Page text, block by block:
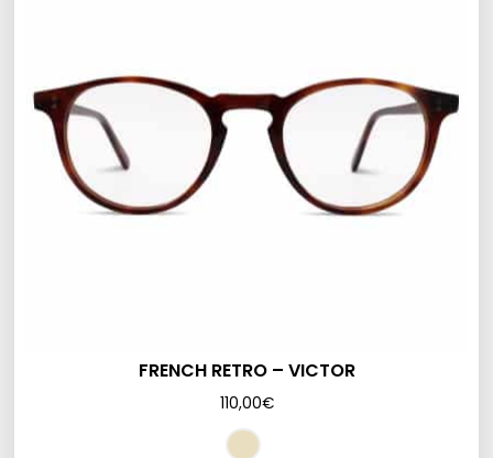
FRENCH RETRO – VICTOR
110,00€